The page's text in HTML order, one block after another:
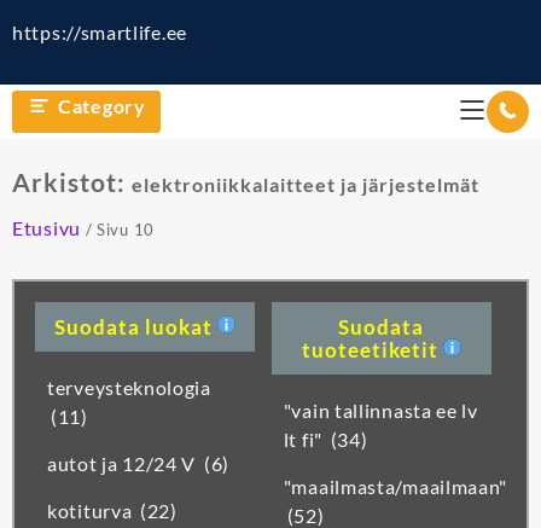
https://smartlife.ee
Category
Arkistot: elektroniikkalaitteet ja järjestelmät
Etusivu / Sivu 10
Suodata luokat
terveysteknologia
(11)
autot ja 12/24 V (6)
kotiturva (22)
Suodata
tuoteetiketit
"vain tallinnasta ee lv
lt fi" (34)
"maailmasta/maailmaan"
(52)